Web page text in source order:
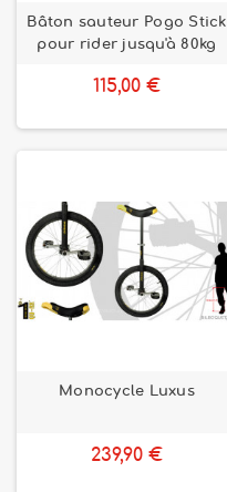
Bâton sauteur Pogo Stick
pour rider jusqu'à 80kg
115,00 €
Monocycle Luxus
239,90 €